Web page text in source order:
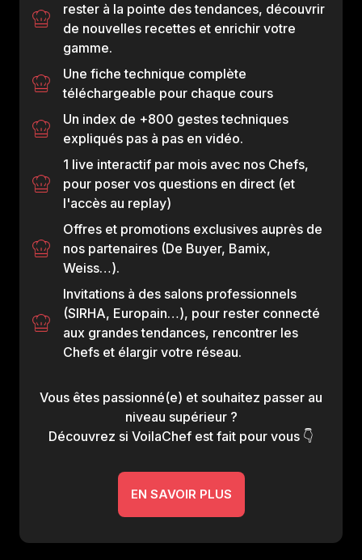
rester à la pointe des tendances, découvrir
de nouvelles recettes et enrichir votre
gamme.
Une fiche technique complète
téléchargeable pour chaque cours
Un index de +800 gestes techniques
expliqués pas à pas en vidéo.
1 live interactif par mois avec nos Chefs,
pour poser vos questions en direct (et
l'accès au replay)
Offres et promotions exclusives auprès de
nos partenaires (De Buyer, Bamix,
Weiss…).
Invitations à des salons professionnels
(SIRHA, Europain…), pour rester connecté
aux grandes tendances, rencontrer les
Chefs et élargir votre réseau.
Vous êtes passionné(e) et souhaitez passer au
niveau supérieur ?
Découvrez si VoilaChef est fait pour vous 👇
EN SAVOIR PLUS